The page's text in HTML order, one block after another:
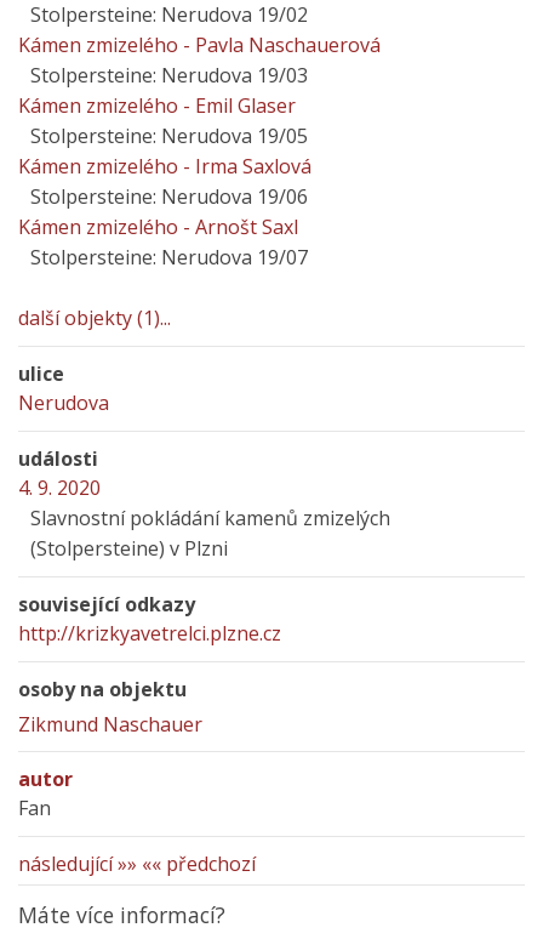
Stolpersteine: Nerudova 19/02
Kámen zmizelého - Pavla Naschauerová
Stolpersteine: Nerudova 19/03
Kámen zmizelého - Emil Glaser
Stolpersteine: Nerudova 19/05
Kámen zmizelého - Irma Saxlová
Stolpersteine: Nerudova 19/06
Kámen zmizelého - Arnošt Saxl
Stolpersteine: Nerudova 19/07
další objekty (1)...
ulice
Nerudova
události
4. 9. 2020
Slavnostní pokládání kamenů zmizelých
(Stolpersteine) v Plzni
související odkazy
http://krizkyavetrelci.plzne.cz
osoby na objektu
Zikmund Naschauer
autor
Fan
následující »» «« předchozí
Máte více informací?